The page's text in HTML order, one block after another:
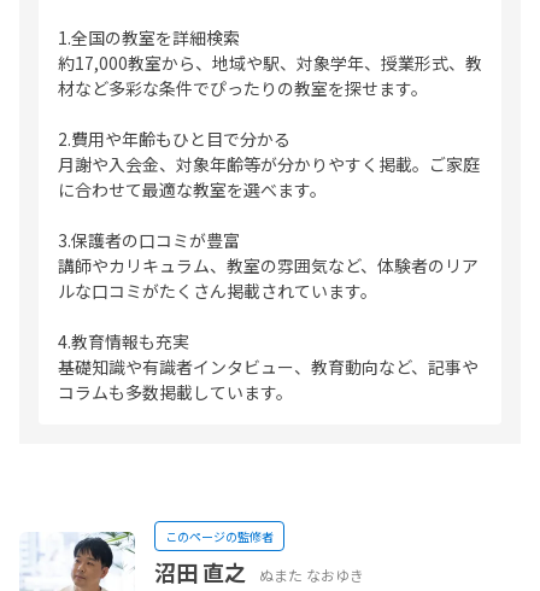
1.全国の教室を詳細検索
約17,000教室から、地域や駅、対象学年、授業形式、教
材など多彩な条件でぴったりの教室を探せます。
2.費用や年齢もひと目で分かる
月謝や入会金、対象年齢等が分かりやすく掲載。ご家庭
に合わせて最適な教室を選べます。
3.保護者の口コミが豊富
講師やカリキュラム、教室の雰囲気など、体験者のリア
ルな口コミがたくさん掲載されています。
4.教育情報も充実
基礎知識や有識者インタビュー、教育動向など、記事や
コラムも多数掲載しています。
このページの監修者
沼田 直之
ぬまた なおゆき